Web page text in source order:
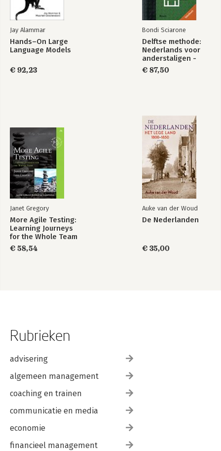
Jay Alammar
Hands–On Large
Language Models
€ 92,23
Bondi Sciarone
Delftse methode:
Nederlands voor
anderstaligen -
tekstboek + online
€ 87,50
Janet Gregory
More Agile Testing:
Learning Journeys
for the Whole Team
€ 58,54
Auke van der Woud
De Nederlanden
€ 35,00
Rubrieken
advisering
algemeen management
coaching en trainen
communicatie en media
economie
financieel management